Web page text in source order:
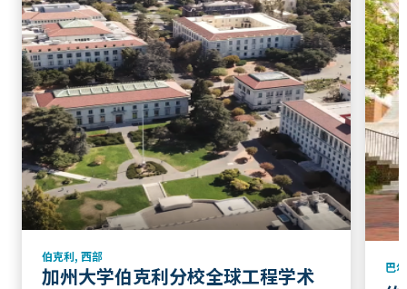
伯克利, 西部
加州大学伯克利分校全球工程学术
巴